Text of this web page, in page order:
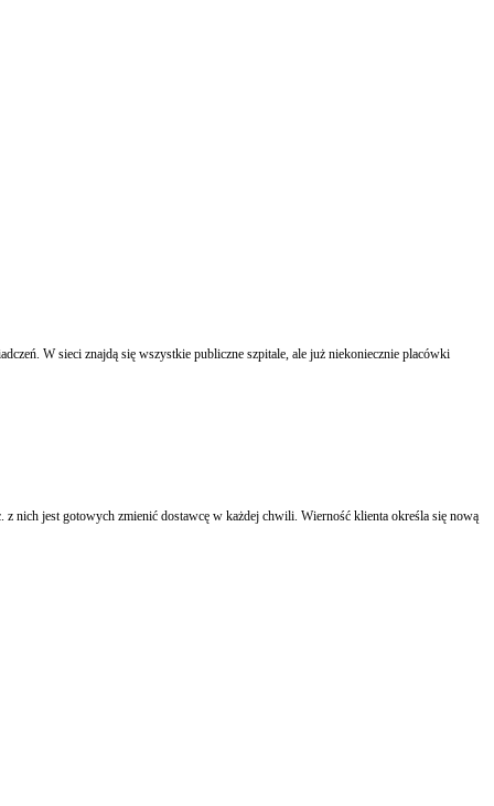
W sieci znajdą się wszystkie publiczne szpitale, ale już niekoniecznie placówki
nich jest gotowych zmienić dostawcę w każdej chwili. Wierność klienta określa się nową